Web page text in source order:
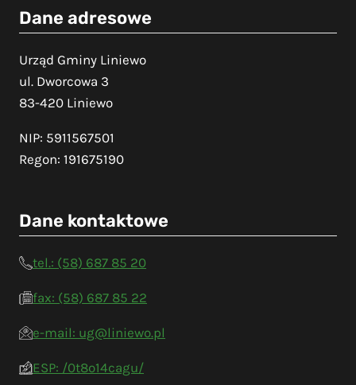
Dane adresowe
Urząd Gminy Liniewo
ul. Dworcowa 3
83-420 Liniewo
NIP: 5911567501
Regon: 191675190
Dane kontaktowe
tel.: (58) 687 85 20
fax: (58) 687 85 22
e-mail: ug@liniewo.pl
ESP: /0t8o14cagu/